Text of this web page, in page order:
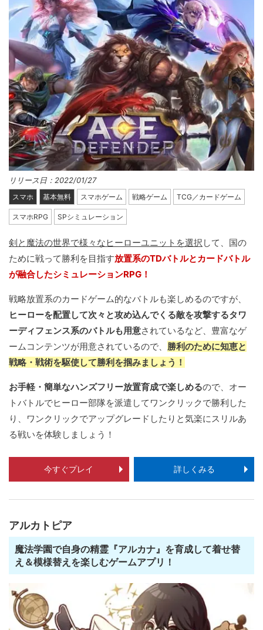
リリース日：2022/01/27
スマホ 基本無料 スマホゲーム 戦略ゲーム TCG／カードゲーム
スマホRPG SPシミュレーション
剣と魔法の世界で様々なヒーローユニットを選択 して、国の
ために戦って勝利を目指す放置系のTDバトルとカードバトル
が融合したシミュレーションRPG！
戦略放置系のカードゲーム的なバトルも楽しめるのですが、
ヒーローを配置して次々と攻め込んでくる敵を攻撃するタワ
ーディフェンス系のバトルも用意されているなど、豊富なゲ
ームコンテンツが用意されているので、 勝利のために知恵と
戦略・戦術を駆使して勝利を掴みましょう！
お手軽・簡単なハンズフリー放置育成で楽しめるので、オー
トバトルでヒーロー部隊を派遣してワンクリックで勝利した
り、ワンクリックでアップグレードしたりと気楽にスリルあ
る戦いを体験しましょう！
今すぐプレイ 詳しくみる
アルカトピア
魔法学園で自身の精霊『アルカナ』を育成して着せ替
え＆模様替えを楽しむゲームアプリ！